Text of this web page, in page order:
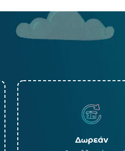
Δωρεάν